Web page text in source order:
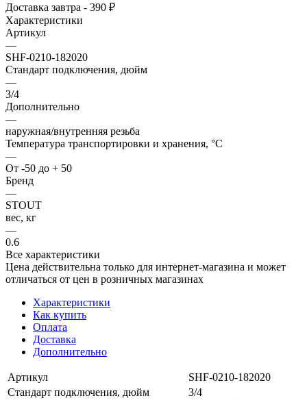
Доставка завтра - 390 ₽
Характеристики
Артикул
—
SHF-0210-182020
Стандарт подключения, дюйм
—
3/4
Дополнительно
—
наружная/внутренняя резьба
Температура транспортировки и хранения, °С
—
От -50 до + 50
Бренд
—
STOUT
вес, кг
—
0.6
Все характеристики
Цена действительна только для интернет-магазина и может
отличаться от цен в розничных магазинах
Характеристики
Как купить
Оплата
Доставка
Дополнительно
Артикул
SHF-0210-182020
Стандарт подключения, дюйм
3/4